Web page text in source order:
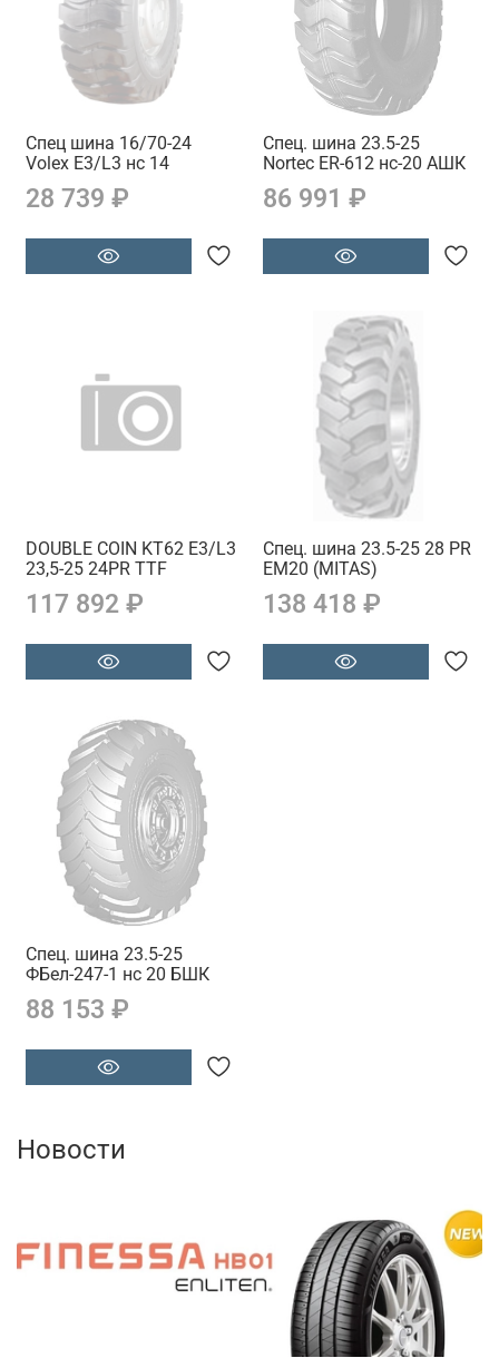
Спец шина 16/70-24
Volex E3/L3 нс 14
28 739 ₽
Спец. шина 23.5-25
Nortec ER-612 нс-20 АШК
86 991 ₽
DOUBLE COIN KT62 E3/L3
23,5-25 24PR TTF
117 892 ₽
Спец. шина 23.5-25 28 PR
EM20 (MITAS)
138 418 ₽
Спец. шина 23.5-25
ФБел-247-1 нс 20 БШК
88 153 ₽
Новости